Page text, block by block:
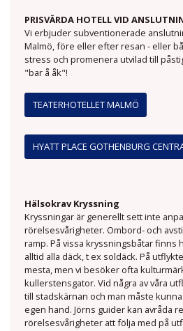
PRISVÄRDA HOTELL VID
Vi erbjuder subventionerade
Malmö, före eller efter resan - eller
stress och promenera utvilad till
"bar å åk"!
TEATERHOTELLET MALMÖ
HYATT PLACE GOTHENBURG
Hälsokrav Kryssning
Kryssningar är generellt sett inte
rörelsesvårigheter. Ombord- och
ramp. På vissa kryssningsbåtar finns
alltid alla däck, t ex soldäck. På
mesta, men vi besöker ofta
kullerstensgator. Vid några av våra
till stadskärnan och man måste
egen hand. Jörns guider kan avråda
rörelsesvårigheter att följa med på